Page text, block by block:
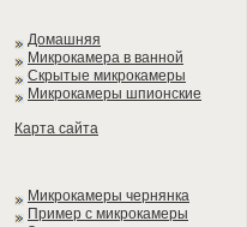
Домашняя
Микрокамера в ванной
Скрытые микрокамеры
Микрокамеры шпионские
Карта сайта
Микрокамеры чернянка
Пример с микрокамеры